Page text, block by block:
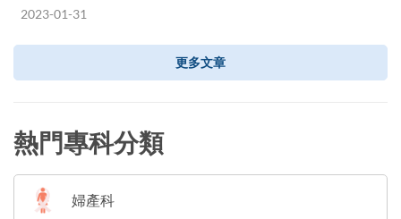
2023-01-31
更多文章
熱門專科分類
婦產科